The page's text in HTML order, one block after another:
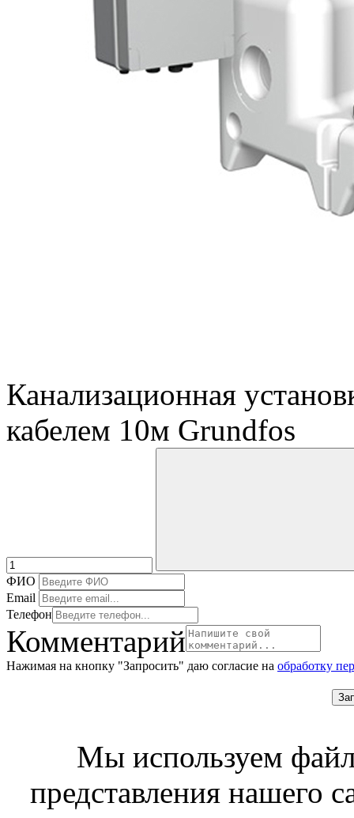
Канализационная
кабелем 10м Grundfos
ФИО
Email
Телефон
Комментарий
Нажимая на кнопку "Запросить" даю согласие на обработку
Мы используем
представления нашего